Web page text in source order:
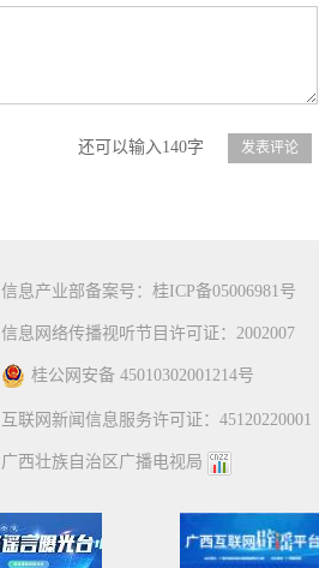
还可以输入140字
信息产业部备案号：桂ICP备05006981号
信息网络传播视听节目许可证：2002007
桂公网安备 45010302001214号
互联网新闻信息服务许可证：45120220001
广西壮族自治区广播电视局